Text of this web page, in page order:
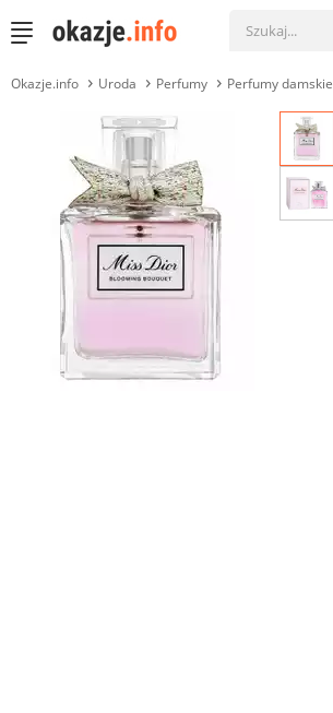
Okazje.info Uroda Perfumy Perfumy damskie